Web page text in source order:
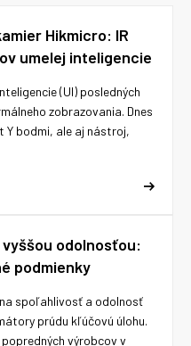
Hikmicro: IR
umelej inteligencie
(UI) posledných
zobrazovania. Dnes
Y bodmi, ale aj nástroj,
odolnosťou:
podmienky
spoľahlivosť a odolnosť
prúdu kľúčovú úlohu.
výrobcov v